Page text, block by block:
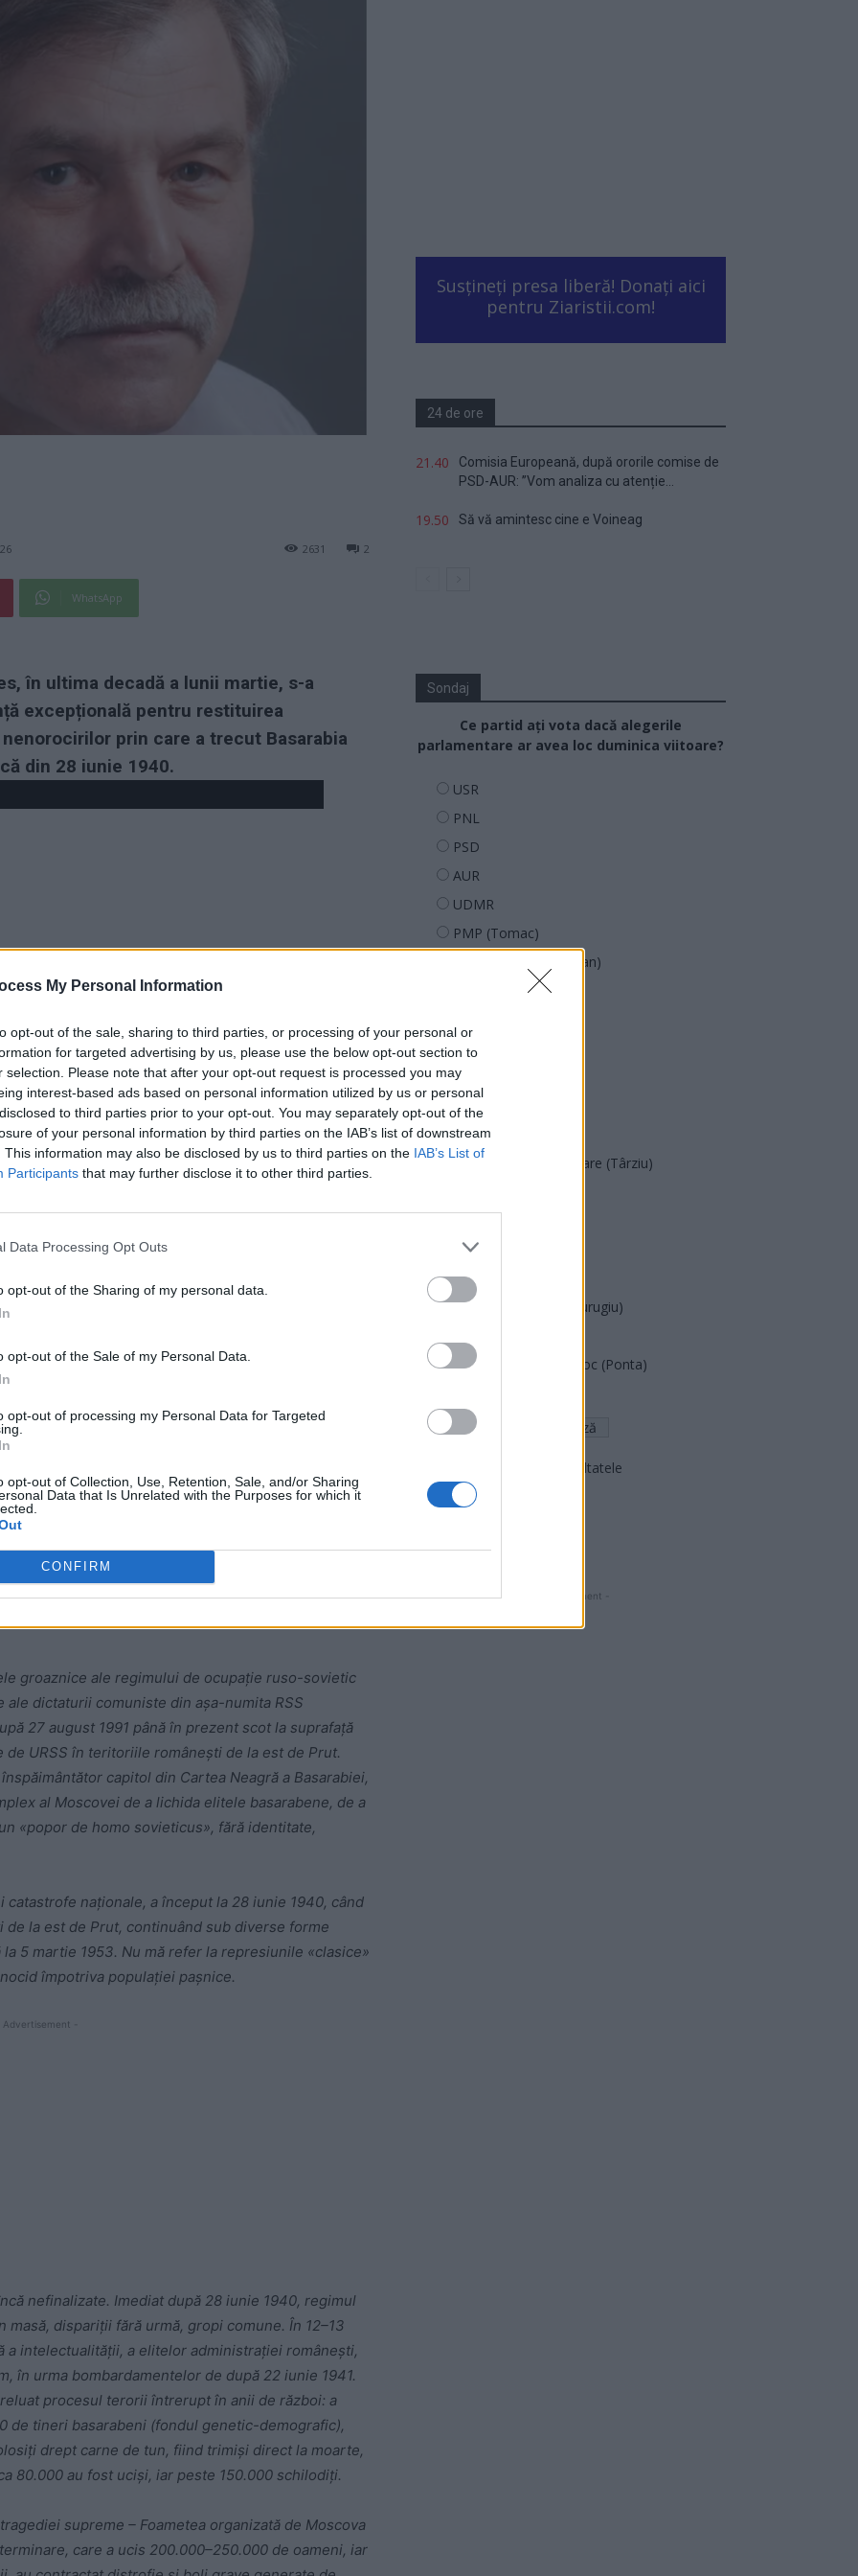
My Personal Information
opt-out of the sale, sharing to third parties, or processing of your personal or
for targeted advertising by us, please use the below opt-out section to
selection. Please note that after your opt-out request is processed you may
interest-based ads based on personal information utilized by us or personal
to third parties prior to your opt-out. You may separately opt-out of the
of your personal information by third parties on the IAB’s list of downstream
This information may also be disclosed by us to third parties on the IAB’s List of
Participants that may further disclose it to other third parties.
Data Processing Opt Outs
opt-out of the Sharing of my personal data.
opt-out of the Sale of my Personal Data.
opt-out of processing my Personal Data for Targeted
opt-out of Collection, Use, Retention, Sale, and/or Sharing
Data that Is Unrelated with the Purposes for which it
CONFIRM
2
2631
WhatsApp
în ultima decadă a lunii martie, s-a
excepțională pentru restituirea
prin care a trecut Basarabia
din 28 iunie 1940.
ad
l-am rostit în Parlamentul European, la masa
Limitarea drastică a timpului rezervat dezbaterilor m-
negru episod din drama Basarabiei. Am adăugat
dreptate conaționalilor și de a găsi loc, în
catastrofa umană, mutilarea destinelor a
diabolice la care a fost supusă
groaznice ale regimului de ocupație ruso-sovietic
dictaturii comuniste din așa-numita RSS
27 august 1991 până în prezent scot la suprafață
URSS în teritoriile românești de la est de Prut.
capitol din Cartea Neagră a Basarabiei,
al Moscovei de a lichida elitele basarabene, de a
«popor de homo sovieticus», fără identitate,
naționale, a început la 28 iunie 1940, când
la est de Prut, continuând sub diverse forme
5 martie 1953. Nu mă refer la represiunile «clasice»
împotriva populației pașnice.
Advertisement -
nefinalizate. Imediat după 28 iunie 1940, regimul
dispariții fără urmă, gropi comune. În 12–13
a intelectualității, a elitelor administrației românești,
în urma bombardamentelor de după 22 iunie 1941.
procesul terorii întrerupt în anii de război: a
de tineri basarabeni (fondul genetic-demografic),
drept carne de tun, fiind trimiși direct la moarte,
80.000 au fost uciși, iar peste 150.000 schilodiți.
supreme – Foametea organizată de Moscova
care a ucis 200.000–250.000 de oameni, iar
Susțineți presa liberă! Donați aici
pentru Ziaristii.com!
24 de ore
21.40
Comisia Europeană, după ororile comise de
PSD-AUR: ”Vom analiza cu atenție...
19.50 Să vă amintesc cine e Voineag
Sondaj
Ce partid ați vota dacă alegerile
parlamentare ar avea loc duminica viitoare?
USR
PNL
PSD
AUR
UDMR
PMP (Tomac)
Forța Dreptei (L. Orban)
SENS
SOS (Șoșoacă)
POT (Gavrilă)
PACE (Peia)
Acțiunea Conservatoare (Târziu)
PNȚCD (Pavelescu)
PNCR (Terheș)
Partidul Patrioților (Surugiu)
România pe Primul Loc (Ponta)
Arată rezultatele
Arhiva sondajelor
- Advertisment -